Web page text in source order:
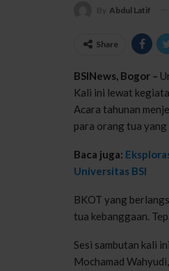
By Abdul Latif
Share
BSINews, Bogor –
Kali ini lewat
Acara tahunan
para orang tua
Baca juga:
Universitas BSI
BKOT yang
tua kebanggaan.
Sesi sambutan kali
Mochamad